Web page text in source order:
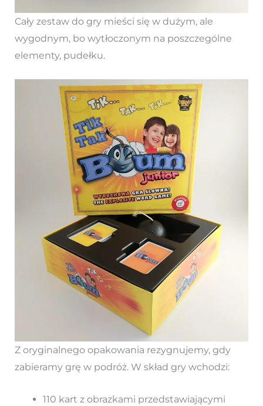
Cały zestaw do gry mieści się w dużym, ale
wygodnym, bo wytłoczonym na poszczególne
elementy, pudełku.
Z oryginalnego opakowania rezygnujemy, gdy
zabieramy grę w podróż. W skład gry wchodzi:
110 kart z obrazkami przedstawiającymi